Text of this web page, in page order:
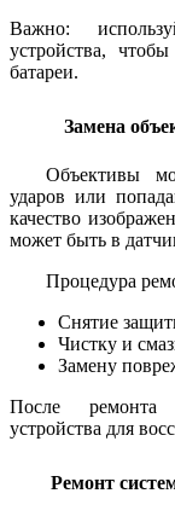
Важно:
устройства,
батареи.
Замена
Объективы
ударов или
качество
может быть в
Процедура
Снятие
Чистку и
Замену
После ремонта
устройства для
Ремонт